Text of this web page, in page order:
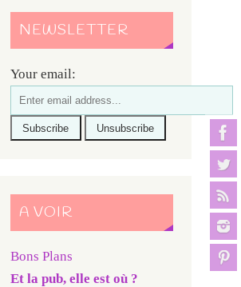
NEWSLETTER
Your email:
A VOIR
Bons Plans
Et la pub, elle est où ?